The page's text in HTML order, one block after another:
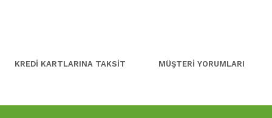
KREDİ KARTLARINA TAKSİT MÜŞTERİ YORUMLARI